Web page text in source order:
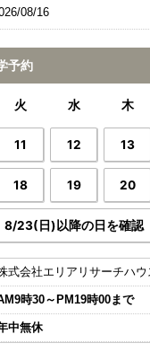
08/16
予約
火 水 木
11 12 13
18 19 20
8/23(日)以降の日を確認
式会社エリアリサーチハ
時30～PM19時00まで
中無休